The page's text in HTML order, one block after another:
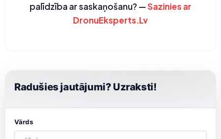
palīdzība ar saskaņošanu? —Sazinies ar
DronuEksperts.Lv
Radušies jautājumi? Uzraksti!
Vārds